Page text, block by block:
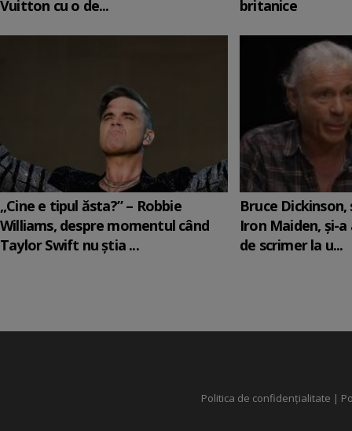
Vuitton cu o de...
britanice
„Cine e tipul ăsta?” – Robbie
Williams, despre momentul când
Taylor Swift nu știa ...
Bruce
Iron Maiden, şi-
de scrimer la u...
Politica de confidențialitate |